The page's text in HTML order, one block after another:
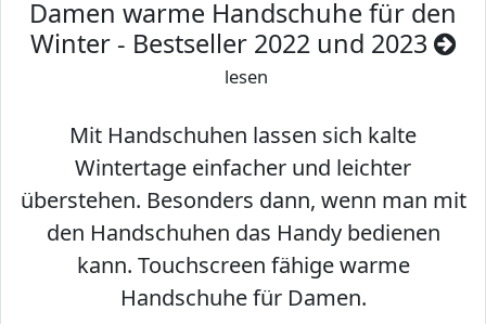
Damen warme Handschuhe für den
Winter - Bestseller 2022 und 2023
lesen
Mit Handschuhen lassen sich kalte
Wintertage einfacher und leichter
überstehen. Besonders dann, wenn man mit
den Handschuhen das Handy bedienen
kann. Touchscreen fähige warme
Handschuhe für Damen.